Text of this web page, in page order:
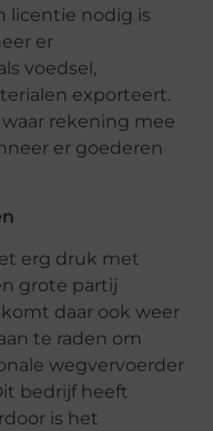
licentie nodig is
er
voedsel,
exporteert.
rekening mee
er goederen
erg druk met
grote partij
daar ook weer
te raden om
wegvervoerder
bedrijf heeft
is het